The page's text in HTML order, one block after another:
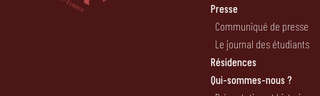
Presse
Communiqué de presse
Le journal des étudiants
Résidences
Qui-sommes-nous ?